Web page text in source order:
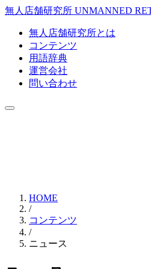
無人店舗研究所 UNMANNED
無人店舗研究所とは
コンテンツ
用語辞典
運営会社
問い合わせ
HOME
/
コンテンツ
/
ニュース